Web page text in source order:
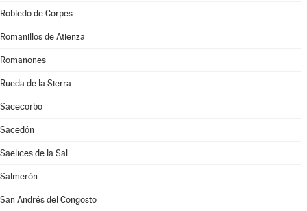
Robledo de Corpes
Romanillos de Atienza
Romanones
Rueda de la Sierra
Sacecorbo
Sacedón
Saelices de la Sal
Salmerón
San Andrés del Congosto